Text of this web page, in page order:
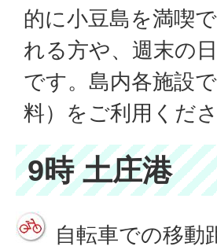
的に小豆島を満喫
れる方や、週末の
です。島内各施設
料）をご利用くださ
9時 土庄港
自転車での移動